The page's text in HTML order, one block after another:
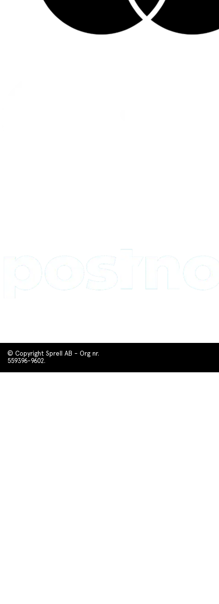
© Copyright Sprell AB - Org nr.
559396-9602.